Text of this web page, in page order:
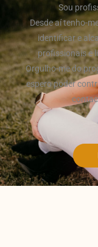
Sou
Desde aí tenho-
identificar e
profissionais e
Orgulho-me do
espero poder